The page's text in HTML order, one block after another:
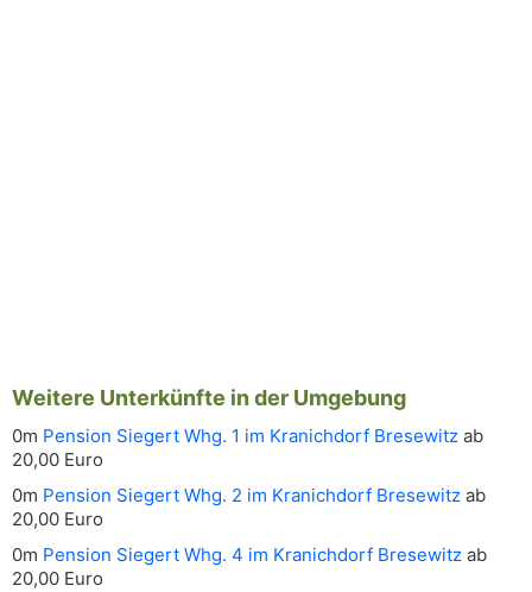
Weitere Unterkünfte in der Umgebung
0m Pension Siegert Whg. 1 im Kranichdorf Bresewitz ab
20,00 Euro
0m Pension Siegert Whg. 2 im Kranichdorf Bresewitz ab
20,00 Euro
0m Pension Siegert Whg. 4 im Kranichdorf Bresewitz ab
20,00 Euro